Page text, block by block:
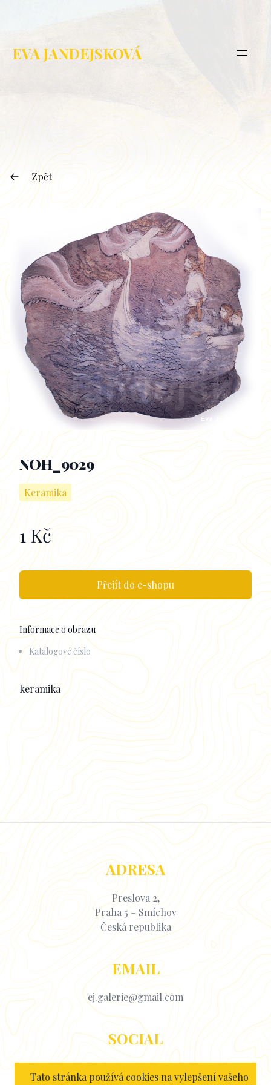
EVA JANDEJSKOVÁ
Zpět
NOH_9029
Keramika
Informace k obrazu
1 Kč
Přejít do e-shopu
Informace o obrazu
Katalogové číslo
Popisek
keramika
ADRESA
Preslova 2,
Praha 5 – Smíchov
Česká republika
EMAIL
ej.galerie@gmail.com
SOCIAL
Tato stránka používá cookies na vylepšení vašeho